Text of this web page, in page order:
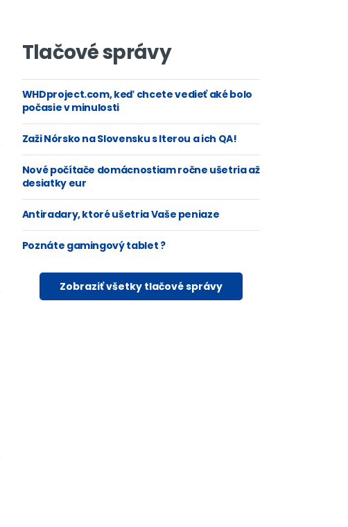
Tlačové správy
WHDproject.com, keď chcete vedieť aké bolo
počasie v minulosti
Zaži Nórsko na Slovensku s Iterou a ich QA!
Nové počítače domácnostiam ročne ušetria až
desiatky eur
Antiradary, ktoré ušetria Vaše peniaze
Poznáte gamingový tablet ?
Zobraziť všetky tlačové správy